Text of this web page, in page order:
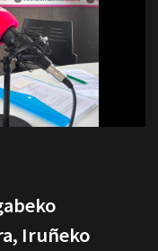
Iruñeko